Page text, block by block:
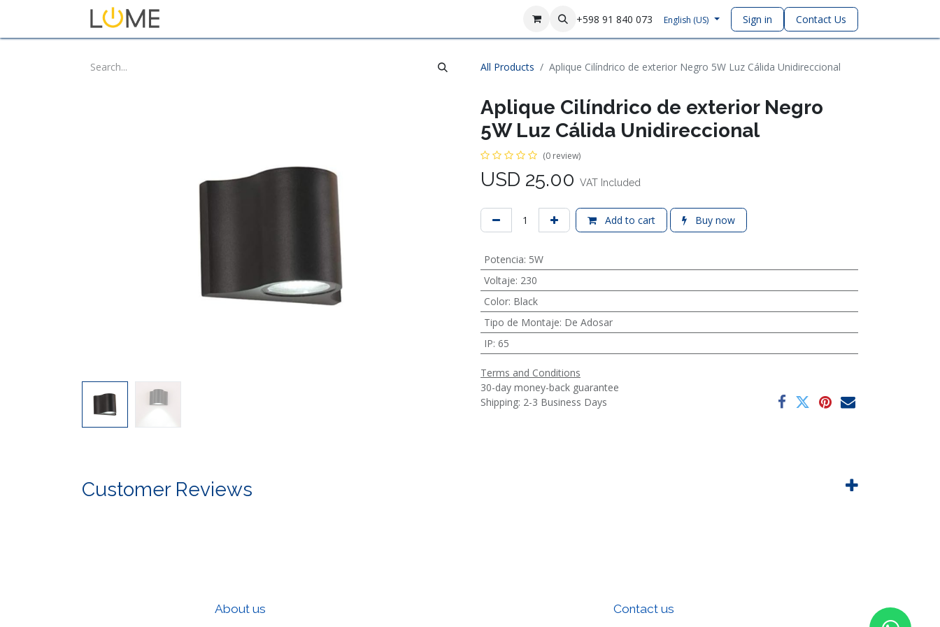
+598 91 840 073 English (US) Sign in Contact Us
All Products Aplique Cilíndrico de exterior Negro 5W Luz Cálida Unidireccional
Aplique Cilíndrico de exterior Negro
5W Luz Cálida Unidireccional
(0 review)
USD 25.00 VAT Included
Add to cart Buy now
Potencia: 5W
Voltaje: 230
Color: Black
Tipo de Montaje: De Adosar
IP: 65
Terms and Conditions
30-day money-back guarantee
Shipping: 2-3 Business Days
Customer Reviews
About us Contact us